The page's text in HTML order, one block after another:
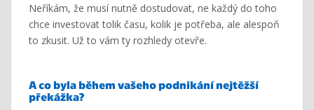
Neříkám, že musí nutně dostudovat, ne každý do toho
chce investovat tolik času, kolik je potřeba, ale alespoň
to zkusit. Už to vám ty rozhledy otevře.
A co byla během vašeho podnikání nejtěžší
překážka?